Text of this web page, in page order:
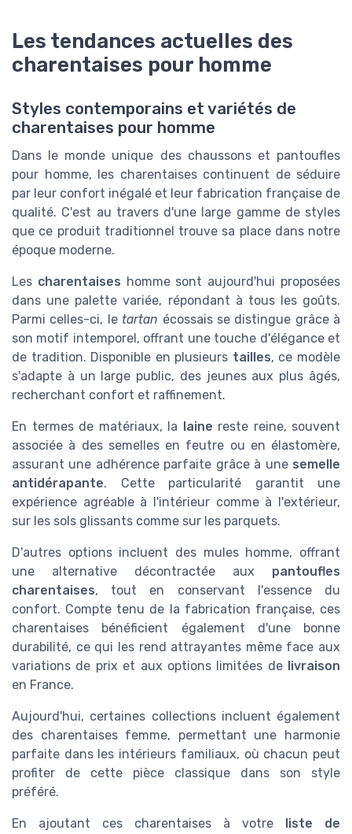
Les tendances actuelles des
charentaises pour homme
Styles contemporains et variétés de
charentaises pour homme
Dans le monde unique des chaussons et pantoufles
pour homme, les charentaises continuent de séduire
par leur confort inégalé et leur fabrication française de
qualité. C'est au travers d'une large gamme de styles
que ce produit traditionnel trouve sa place dans notre
époque moderne.
Les charentaises homme sont aujourd'hui proposées
dans une palette variée, répondant à tous les goûts.
Parmi celles-ci, le tartan écossais se distingue grâce à
son motif intemporel, offrant une touche d'élégance et
de tradition. Disponible en plusieurs tailles, ce modèle
s'adapte à un large public, des jeunes aux plus âgés,
recherchant confort et raffinement.
En termes de matériaux, la laine reste reine, souvent
associée à des semelles en feutre ou en élastomère,
assurant une adhérence parfaite grâce à une semelle
antidérapante. Cette particularité garantit une
expérience agréable à l'intérieur comme à l'extérieur,
sur les sols glissants comme sur les parquets.
D'autres options incluent des mules homme, offrant
une alternative décontractée aux pantoufles
charentaises, tout en conservant l'essence du
confort. Compte tenu de la fabrication française, ces
charentaises bénéficient également d'une bonne
durabilité, ce qui les rend attrayantes même face aux
variations de prix et aux options limitées de livraison
en France.
Aujourd'hui, certaines collections incluent également
des charentaises femme, permettant une harmonie
parfaite dans les intérieurs familiaux, où chacun peut
profiter de cette pièce classique dans son style
préféré.
En ajoutant ces charentaises à votre liste de